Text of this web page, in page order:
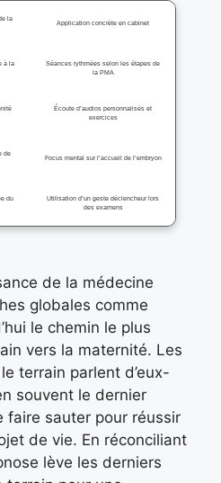
la
Application concrète en cabinet
à la
Séances rythmées selon les étapes de
la PMA
Écoute d’audios personnalisés et
exercices
de
Focus mental sur l’accueil de l’embryon
du
Utilisation d’un geste déclencheur lors
des examens
de la médecine
globales comme
le chemin le plus
vers la maternité. Les
terrain parlent d’eux-
souvent le dernier
faire sauter pour réussir
de vie. En réconciliant
lève les derniers